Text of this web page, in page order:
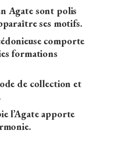
Agate sont polis
ses motifs.
comporte
formations
de collection et
l’Agate apporte